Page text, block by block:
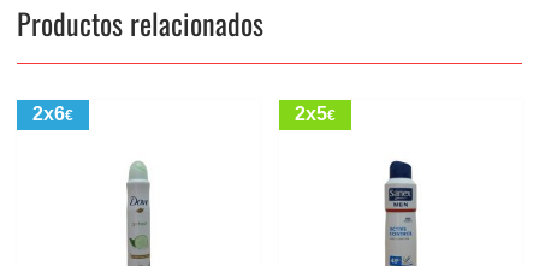
Productos relacionados
2x6€ 2x5€